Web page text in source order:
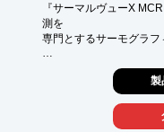
『サーマルヴューX
測を
専門とするサーモグラフ
非接触温度計測は計測
多数影響します。これ
製